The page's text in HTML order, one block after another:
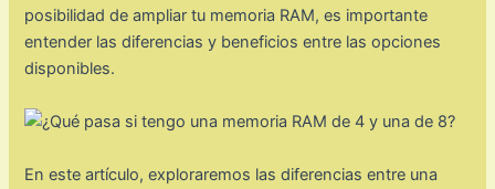
posibilidad de ampliar tu memoria RAM, es importante
entender las diferencias y beneficios entre las opciones
disponibles.
En este artículo, exploraremos las diferencias entre una